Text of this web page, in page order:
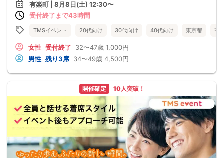
有楽町 | 8月8日(土) 12:30〜
受付終了まで43時間
TMSイベント 20代向け 30代向け 40代向け 東京都 有
女性 受付終了 32〜47歳 1,000円
男性 残り3席 34〜49歳 4,500円
開催確定 10人突破！